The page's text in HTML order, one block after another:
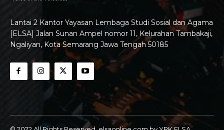
Lantai 2 Kantor Yayasan Lembaga Studi Sosial dan Agama
[ELSA] Jalan Sunan Ampel nomor 11, Kelurahan Tambakaji,
Ngaliyan, Kota Semarang Jawa Tengah 50185